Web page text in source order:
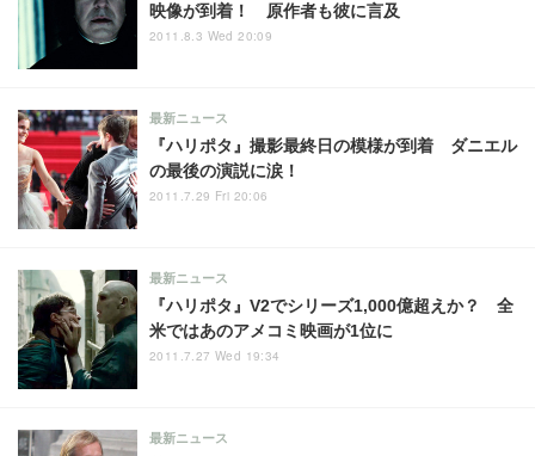
映像が到着！ 原作者も彼に言及
2011.8.3 Wed 20:09
『ハリポタ』撮影最終日の模様が到着 ダニエル
の最後の演説に涙！
最新ニュース
2011.7.29 Fri 20:06
『ハリポタ』V2でシリーズ1,000億超えか？ 全
米ではあのアメコミ映画が1位に
最新ニュース
2011.7.27 Wed 19:34
最新ニュース